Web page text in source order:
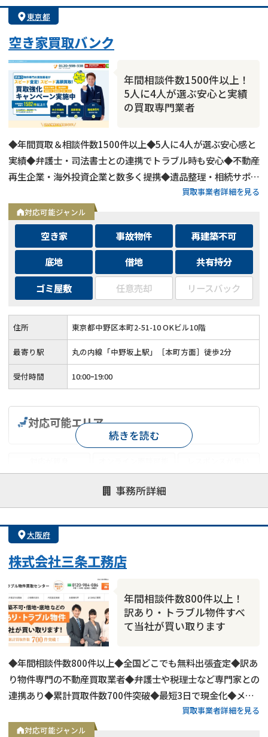
東京都
空き家買取バンク
年間相談件数1500件以上！
5人に4人が選ぶ安心と実績
の買取専門業者
◆年間買取＆相談件数1500件以上◆5人に4人が選ぶ安心感と
実績◆弁護士・司法書士との連携でトラブル時も安心◆不動産
再生企業・海外投資企業と数多く提携◆遺品整理・相続サポー
トも可能◆メールとLINEは24時間相談受付中買取事業者詳細を見る
対応可能ジャンル
空き家 事故物件
再建築不可
底地
借地
共有持分
ゴミ屋敷
任意売却 リースバック
住所 東京都中野区本町2-51-10 OKビル10階
最寄り駅 丸の内線「中野坂上駅」［本町方面］徒歩2分
受付時間 10:00ｰ19:00
事務所詳細
対応可能エリア
士業連携有り
続きを読む
大阪府
株式会社三条工務店
年間相談件数800件以上！
訳あり・トラブル物件すべ
て当社が買い取ります
◆年間相談件数800件以上◆全国どこでも無料出張査定◆訳あ
り物件専門の不動産買取業者◆弁護士や税理士など専門家との
連携あり◆累計買取件数700件突破◆最短3日で現金化◆メー
買取事業者詳細を見る
対応可能ジャンル